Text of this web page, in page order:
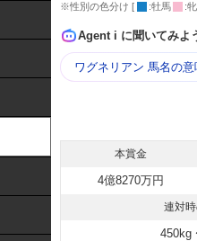
※性別の色分け [ :牡馬 :
Agent i に聞いてみよ
ワグネリアン 馬名の意
本賞金
4億8270万円
連対
450kg